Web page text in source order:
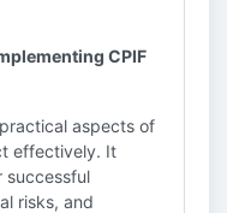
CPIF
aspects of
effectively. It
successful
risks, and